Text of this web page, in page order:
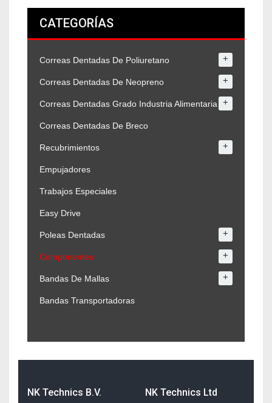
CATEGORÍAS
Correas Dentadas De Poliuretano +
Correas Dentadas De Neopreno +
Correas Dentadas Grado Industria Alimentaria +
Correas Dentadas De Breco
Recubrimientos +
Empujadores
Trabajos Especiales
Easy Drive
Poleas Dentadas +
Componentes +
Bandas De Mallas +
Bandas Transportadoras
NK Technics B.V. NK Technics Ltd